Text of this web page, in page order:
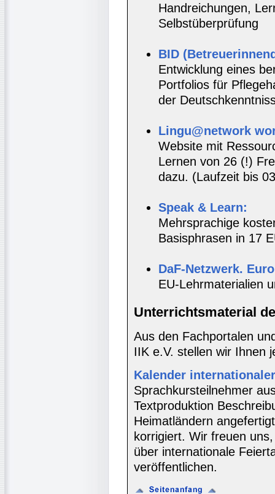
Handreichungen,
Selbstüberprüfung
BID
Entwicklung eines
Portfolios für
der
Lingu@network
Website mit
Lernen von 26 (!)
dazu. (Laufzeit bis
Speak & Learn:
Mehrsprachige
Basisphrasen in 17
DaF-Netzwerk.
EU-Lehrmaterialien
Unterrichtsmaterial
Aus den Fachportalen
IIK e.V. stellen wir Ihnen
Kalender
Sprachkursteilnehmer
Textproduktion
Heimatländern
korrigiert. Wir freuen
über internationale
veröffentlichen.